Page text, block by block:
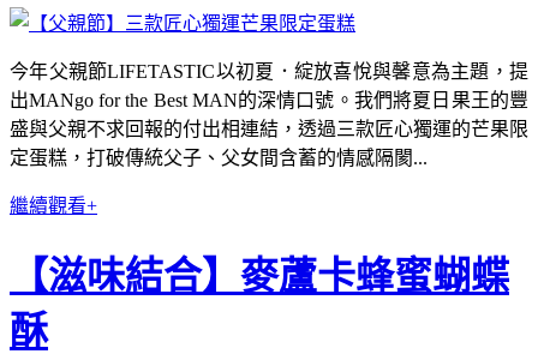
今年父親節LIFETASTIC以初夏．綻放喜悅與馨意為主題，提
出MANgo for the Best MAN的深情口號。我們將夏日果王的豐
盛與父親不求回報的付出相連結，透過三款匠心獨運的芒果限
定蛋糕，打破傳統父子、父女間含蓄的情感隔閡...
繼續觀看+
【滋味結合】麥蘆卡蜂蜜蝴蝶
酥